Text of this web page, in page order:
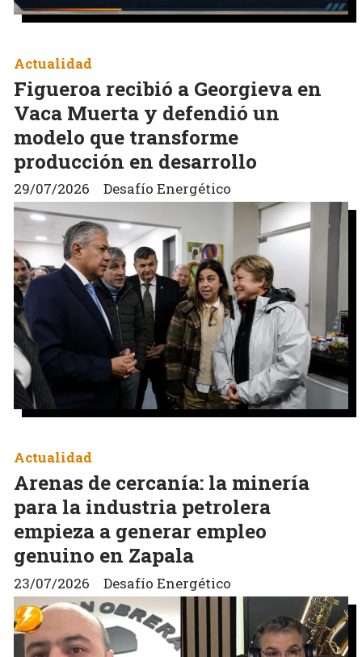
Figueroa recibió a Georgieva en
Vaca Muerta y defendió un
modelo que transforme
producción en desarrollo
Desafío Energético
Actualidad
29/07/2026
Arenas de cercanía: la minería
para la industria petrolera
empieza a generar empleo
genuino en Zapala
Desafío Energético
Actualidad
23/07/2026